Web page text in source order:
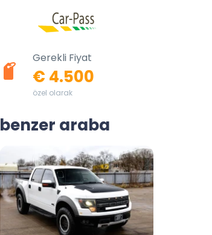
Gerekli Fiyat
€ 4.500
özel olarak
benzer araba